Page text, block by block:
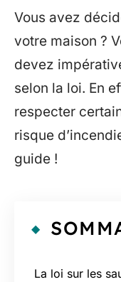
Vous avez
votre maison ?
devez
selon la loi. En
respecter
risque
guide !
La loi sur les